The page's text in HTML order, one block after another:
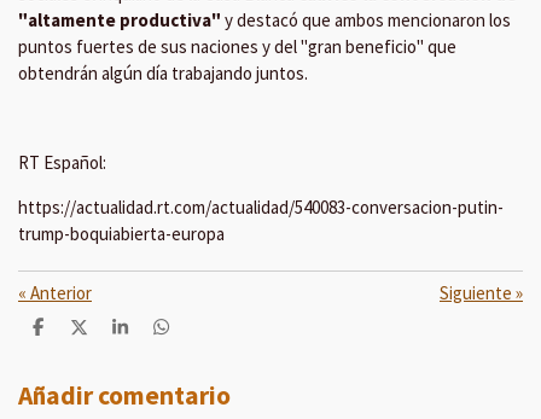
"altamente productiva" y destacó que ambos mencionaron los
puntos fuertes de sus naciones y del "gran beneficio" que
obtendrán algún día trabajando juntos.
RT Español:
https://actualidad.rt.com/actualidad/540083-conversacion-putin-
trump-boquiabierta-europa
« Anterior Siguiente »
C
p
a
C
p
a
C
p
a
C
p
a
Añadir comentario